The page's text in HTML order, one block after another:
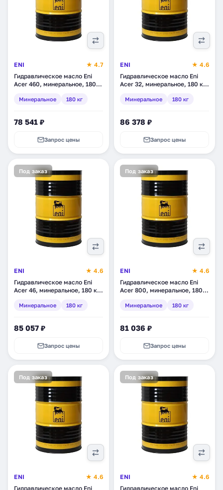
ENI
★ 4.7
Гидравлическое масло Eni
Acer 460, минеральное, 180
Минеральное 180 кг
78 541 ₽
Запрос цены
ENI
★ 4.6
Гидравлическое масло Eni
Acer 32, минеральное, 180 кг
Минеральное 180 кг
86 378 ₽
Запрос цены
Под заказ
ENI
★ 4.6
Гидравлическое масло Eni
Acer 46, минеральное, 180 кг
Минеральное 180 кг
85 057 ₽
Запрос цены
Под заказ
ENI
★ 4.6
Гидравлическое масло Eni
Acer 800, минеральное, 180
Минеральное 180 кг
81 036 ₽
Запрос цены
Под заказ
ENI
★ 4.6
Гидравлическое масло Eni
Под заказ
ENI
★ 4.6
Гидравлическое масло Eni